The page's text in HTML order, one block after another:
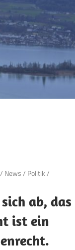
/ News/ Politik/
ab, das
ist ein